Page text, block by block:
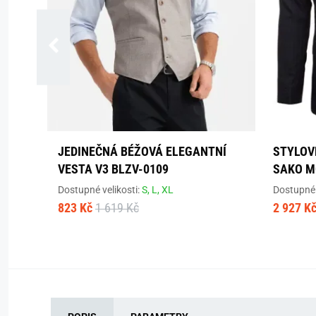
JEDINEČNÁ BÉŽOVÁ ELEGANTNÍ
VESTA V3 BLZV-0109
Dostupné velikosti:S, L,XL
823 Kč 1 619 Kč
SAKO
2 927 Kč